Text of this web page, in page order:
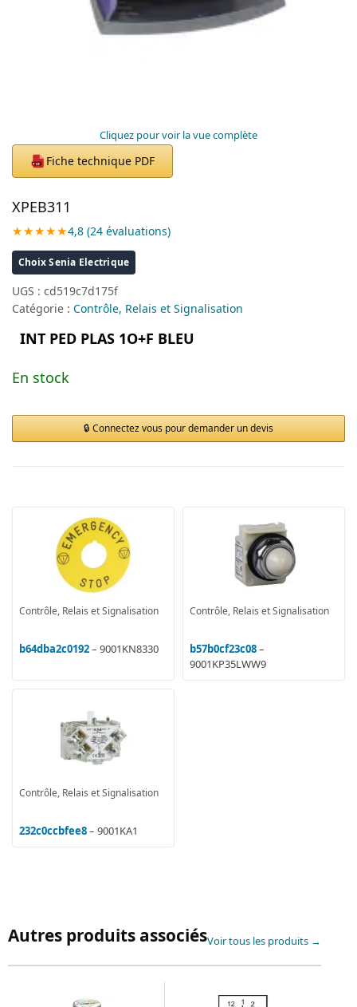
Cliquez pour voir la vue complète
PDF Fiche technique PDF
XPEB311
★★★★★4,8 (24 évaluations)
Choix Senia Electrique
UGS : cd519c7d175f
Catégorie : Contrôle, Relais et Signalisation
INT PED PLAS 1O+F BLEU
En stock
Connectez vous pour demander un devis
Contrôle, Relais et Signalisation
b64dba2c0192– 9001KN8330
Contrôle, Relais et Signalisation
b57b0cf23c08–
9001KP35LWW9
Contrôle, Relais et Signalisation
232c0ccbfee8– 9001KA1
Autres produits associésVoir tous les produits →